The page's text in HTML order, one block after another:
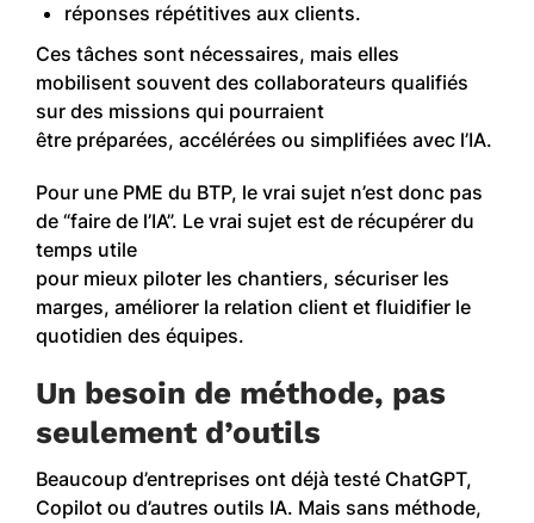
réponses répétitives aux clients.
Ces tâches sont nécessaires, mais elles
mobilisent souvent des collaborateurs qualifiés
sur des missions qui pourraient
être préparées, accélérées ou simplifiées avec l’IA.
Pour une PME du BTP, le vrai sujet n’est donc pas
de “faire de l’IA”. Le vrai sujet est de récupérer du
temps utile
pour mieux piloter les chantiers, sécuriser les
marges, améliorer la relation client et fluidifier le
quotidien des équipes.
Un besoin de méthode, pas
seulement d’outils
Beaucoup d’entreprises ont déjà testé ChatGPT,
Copilot ou d’autres outils IA. Mais sans méthode,